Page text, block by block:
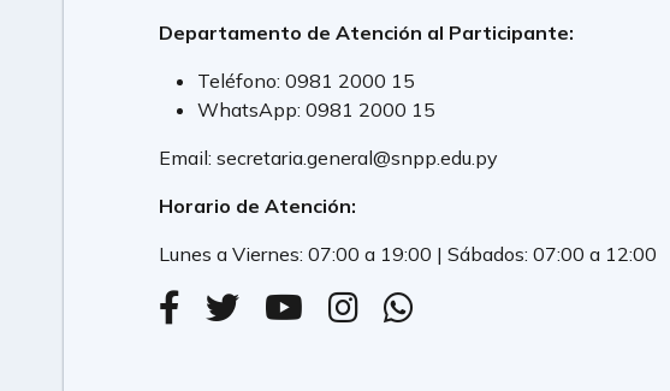
Departamento de Atención al Participante:
Teléfono: 0981 2000 15
WhatsApp: 0981 2000 15
Email: secretaria.general@snpp.edu.py
Horario de Atención:
Lunes a Viernes: 07:00 a 19:00 | Sábados: 07:00 a 12:00